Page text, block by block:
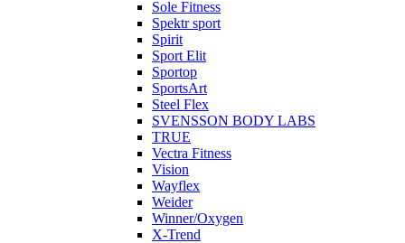
Sole Fitness
Spektr sport
Spirit
Sport Elit
Sportop
SportsArt
Steel Flex
SVENSSON BODY LABS
TRUE
Vectra Fitness
Vision
Wayflex
Weider
Winner/Oxygen
X-Trend